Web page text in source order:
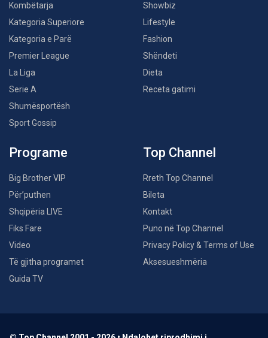
Kombëtarja
Kategoria Superiore
Kategoria e Parë
Premier League
La Liga
Serie A
Shumësportësh
Sport Gossip
Showbiz
Lifestyle
Fashion
Shëndeti
Dieta
Receta gatimi
Programe
Big Brother VIP
Për’puthen
Shqipëria LIVE
Fiks Fare
Video
Të gjitha programet
Guida TV
Top Channel
Rreth Top Channel
Bileta
Kontakt
Puno në Top Channel
Privacy Policy & Terms of Use
Aksesueshmëria